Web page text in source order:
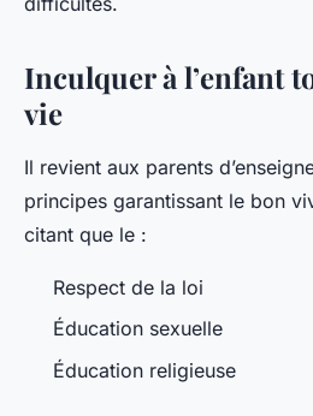
Inculquer à l’enfant
vie
Il revient aux parents
principes garantissant le bon
citant que le :
Respect de la loi
Éducation sexuelle
Éducation religieuse